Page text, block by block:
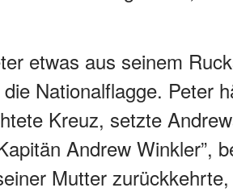
etwas aus seinem
Nationalflagge. Peter
Kreuz, setzte
Andrew Winkler”,
Mutter